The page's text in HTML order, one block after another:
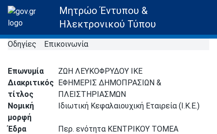
Μητρώο Έντυπου &
Ηλεκτρονικού Τύπου
Οδηγίες Επικοινωνία
Επωνυμία
ΖΩΗ ΛΕΥΚΟΦΡΥΔΟΥ ΙΚΕ
Διακριτικός
τίτλος
ΕΦΗΜΕΡΙΣ ΔΗΜΟΠΡΑΣΙΩΝ &
ΠΛΕΙΣΤΗΡΙΑΣΜΩΝ
Νομική
μορφή
Ιδιωτική Κεφαλαιουχική Εταιρεία (Ι.Κ.Ε.)
Έδρα
Περ. ενότητα ΚΕΝΤΡΙΚΟΥ ΤΟΜΕΑ